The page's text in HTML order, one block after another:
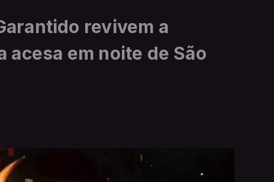
revivem a
em noite de São